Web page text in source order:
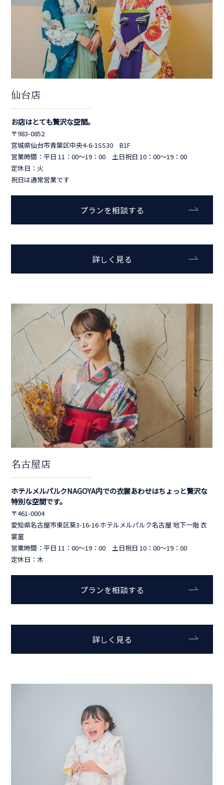
仙台店
お店はとても贅沢な空間。
〒983-0852
宮城県仙台市青葉区中央4-6-1SS30 B1F
営業時間：平日 11：00～19：00 土日祝日 10：00～19：00
定休日：火
祝日は通常営業です
プランを相談する
詳しく見る
名古屋店
ホテルメルパルクNAGOYA内での衣裳あわせはちょっと贅沢な
特別な空間です。
〒461-0004
愛知県名古屋市東区葵3-16-16 ホテルメルパルク名古屋 地下一階 衣
裳室
営業時間：平日 11：00～19：00 土日祝日 10：00～19：00
定休日：木
プランを相談する
詳しく見る